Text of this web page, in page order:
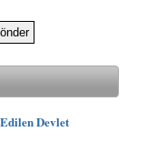
Devlet